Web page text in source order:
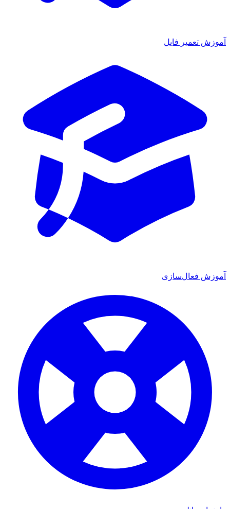
آموزش تعمیر فایل
آموزش فعال‌سازی